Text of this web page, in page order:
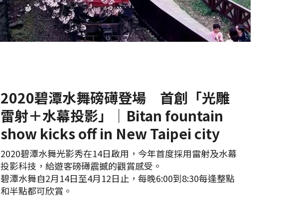
2020碧潭水舞磅礡登場 首創「光雕
雷射＋水幕投影」｜Bitan fountain
show kicks off in New Taipei city
2020碧潭水舞光影秀在14日啟用，今年首度採用雷射及水幕
投影科技，給遊客磅礡震撼的觀賞感受。
碧潭水舞自2月14日至4月12日止，每晚6:00到8:30每逢整點
和半點都可欣賞。